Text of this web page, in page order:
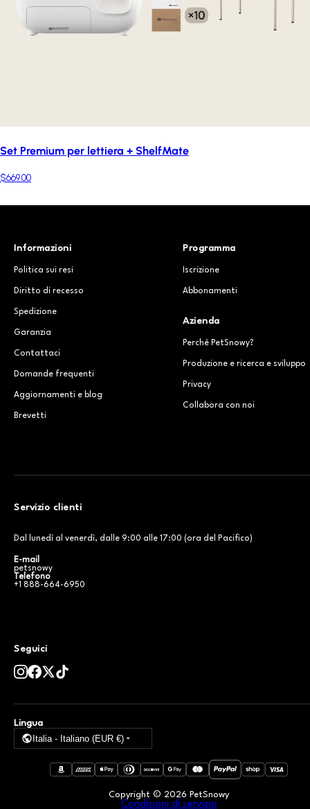
Set Premium per lettiera + ShelfMate
$669.00
Informazioni
Politica sui resi
Diritto di recesso
Spedizione
Garanzia
Contattaci
Domande frequenti
Aggiornamenti e blog
Brevetti
Programma
Iscrizione
Abbonamenti
Azienda
Perché PetSnowy?
Produzione e ricerca e sviluppo
Privacy
Collabora con noi
Servizio clienti
Dal lunedì al venerdì, dalle 9:00 alle 17:00 (ora del Pacifico)
E-mail
petsnowy
Telefono
+1 888-664-6950
Seguici
Lingua
Italia - Italiano (EUR €)
Copyright © 2026 PetSnowy
Condizioni di servizio